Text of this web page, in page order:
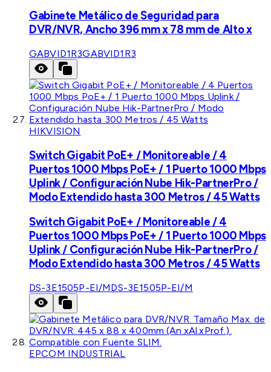
Gabinete Metálico de Seguridad para
DVR/NVR, Ancho 396 mm x 78 mm de Alto x
GABVID1R3GABVID1R3
HIKVISION
Switch Gigabit PoE+ / Monitoreable / 4
Puertos 1000 Mbps PoE+ / 1 Puerto 1000 Mbps
Uplink / Configuración Nube Hik-PartnerPro /
Modo Extendido hasta 300 Metros / 45 Watts
Switch Gigabit PoE+ / Monitoreable / 4
Puertos 1000 Mbps PoE+ / 1 Puerto 1000 Mbps
Uplink / Configuración Nube Hik-PartnerPro /
Modo Extendido hasta 300 Metros / 45 Watts
DS-3E1505P-EI/MDS-3E1505P-EI/M
EPCOM INDUSTRIAL